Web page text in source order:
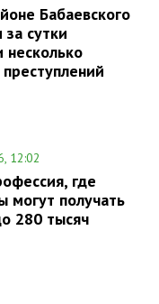
Бабаевского
сутки
несколько
12:02
где
могут получать
280 тысяч